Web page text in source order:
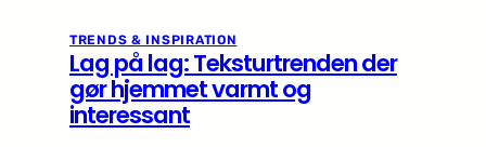
TRENDS & INSPIRATION
Lag på lag: Teksturtrenden der
gør hjemmet varmt og
interessant